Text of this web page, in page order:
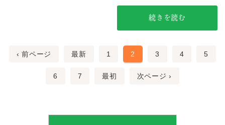
続きを読む
‹ 前ページ 最新 1 2 3 4 5
6 7 最初 次ページ ›